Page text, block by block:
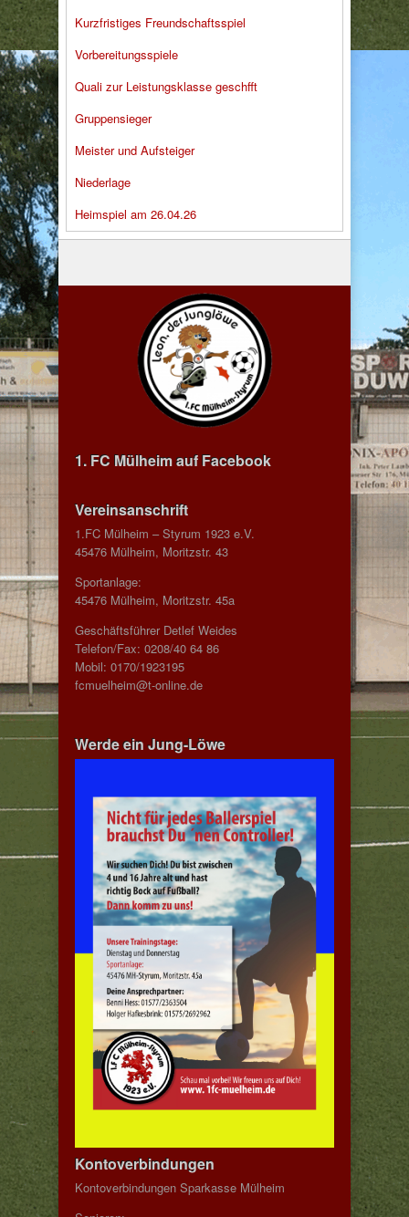
Kurzfristiges Freundschaftsspiel
Vorbereitungsspiele
Quali zur Leistungsklasse geschfft
Gruppensieger
Meister und Aufsteiger
Niederlage
Heimspiel am 26.04.26
1. FC Mülheim auf Facebook
Vereinsanschrift
1.FC Mülheim – Styrum 1923 e.V.
45476 Mülheim, Moritzstr. 43
Sportanlage:
45476 Mülheim, Moritzstr. 45a
Geschäftsführer Detlef Weides
Telefon/Fax: 0208/40 64 86
Mobil: 0170/1923195
fcmuelheim@t-online.de
Werde ein Jung-Löwe
Kontoverbindungen
Kontoverbindungen Sparkasse Mülheim